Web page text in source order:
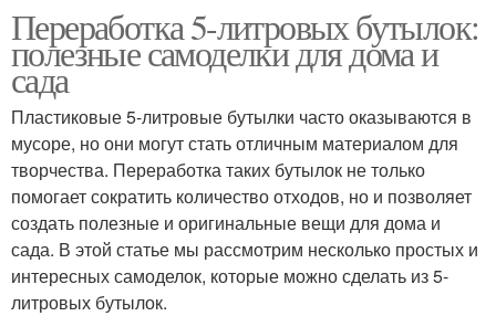
Переработка 5-литровых бутылок:
полезные самоделки для дома и
сада
Пластиковые 5-литровые бутылки часто оказываются в
мусоре, но они могут стать отличным материалом для
творчества. Переработка таких бутылок не только
помогает сократить количество отходов, но и позволяет
создать полезные и оригинальные вещи для дома и
сада. В этой статье мы рассмотрим несколько простых и
интересных самоделок, которые можно сделать из 5-
литровых бутылок.